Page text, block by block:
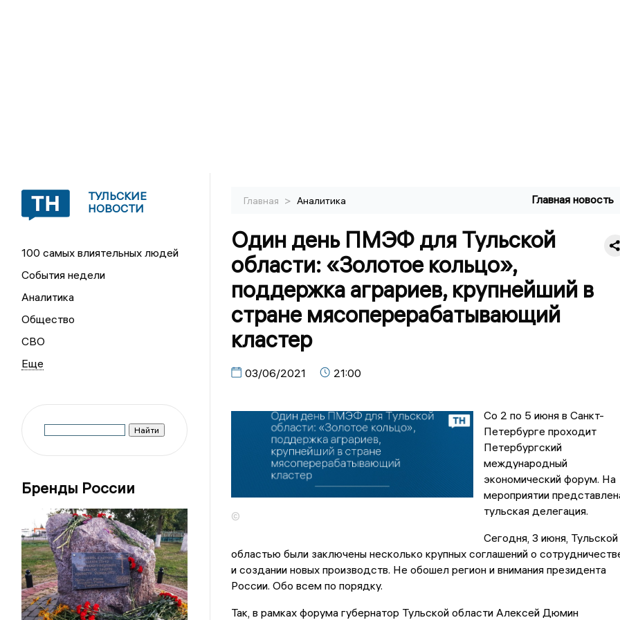
ТУЛЬСКИЕ
НОВОСТИ
100 самых влиятельных людей
События недели
Аналитика
Общество
СВО
Бренды России
Главная > Аналитика Главная новость
Один день ПМЭФ для Тульской
области: «Золотое кольцо»,
поддержка аграриев, крупнейший в
стране мясоперерабатывающий
кластер
03/06/2021 21:00
©
Со 2 по 5 июня в Санкт-
Петербурге проходит
Петербургский
международный
экономический форум. На
мероприятии
тульская делегация.
Сегодня, 3 июня, Тульской
областью были заключены несколько крупных соглашений о
и создании новых производств. Не обошел регион и внимания президента
России. Обо всем по порядку.
Так, в рамках форума губернатор Тульской области Алексей Дюмин